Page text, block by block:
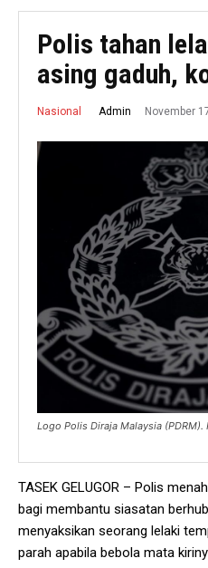
Polis tahan
asing gaduh,
Nasional Admin November
Logo Polis Diraja Malaysia (PDRM).
TASEK GELUGOR – Polis
bagi membantu siasatan
menyaksikan seorang lelaki
parah apabila bebola mata